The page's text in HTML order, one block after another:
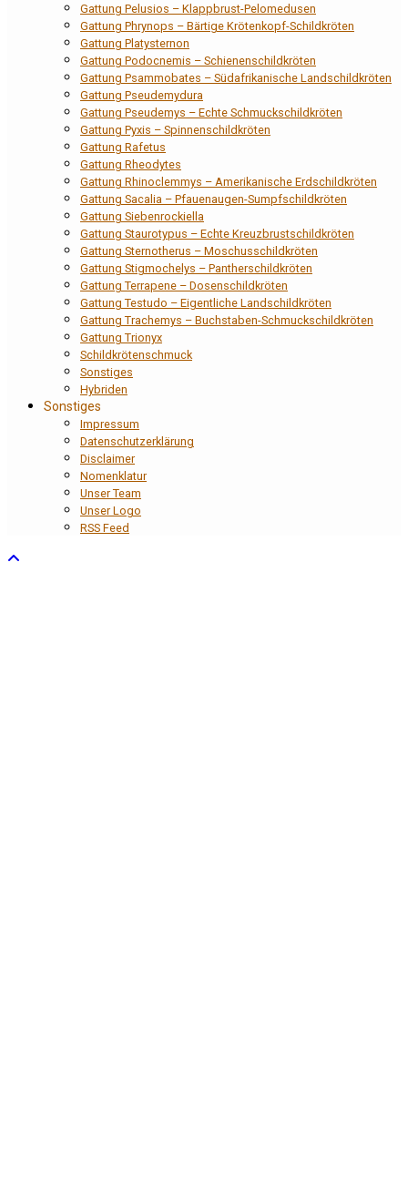
Gattung Pelusios – Klappbrust-Pelomedusen
Gattung Phrynops – Bärtige Krötenkopf-Schildkröten
Gattung Platysternon
Gattung Podocnemis – Schienenschildkröten
Gattung Psammobates – Südafrikanische Landschildkröten
Gattung Pseudemydura
Gattung Pseudemys – Echte Schmuckschildkröten
Gattung Pyxis – Spinnenschildkröten
Gattung Rafetus
Gattung Rheodytes
Gattung Rhinoclemmys – Amerikanische Erdschildkröten
Gattung Sacalia – Pfauenaugen-Sumpfschildkröten
Gattung Siebenrockiella
Gattung Staurotypus – Echte Kreuzbrustschildkröten
Gattung Sternotherus – Moschusschildkröten
Gattung Stigmochelys – Pantherschildkröten
Gattung Terrapene – Dosenschildkröten
Gattung Testudo – Eigentliche Landschildkröten
Gattung Trachemys – Buchstaben-Schmuckschildkröten
Gattung Trionyx
Schildkrötenschmuck
Sonstiges
Hybriden
Sonstiges
Impressum
Datenschutzerklärung
Disclaimer
Nomenklatur
Unser Team
Unser Logo
RSS Feed